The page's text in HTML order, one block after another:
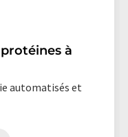
à
automatisés et